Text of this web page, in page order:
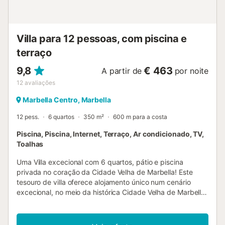
Villa para 12 pessoas, com piscina e
terraço
9,8
12 avaliações
A partir de € 463 por noite
Marbella Centro, Marbella
12 pess. 6 quartos 350 m² 600 m para a costa
Piscina, Piscina, Internet, Terraço, Ar condicionado, TV,
Toalhas
Uma Villa excecional com 6 quartos, pátio e piscina
privada no coração da Cidade Velha de Marbella! Este
tesouro de villa oferece alojamento único num cenário
excecional, no meio da histórica Cidade Velha de Marbella.
banho privativa, um agradável terraço no topo do edifício
e uma piscina privada no pátio central. Uma combinação